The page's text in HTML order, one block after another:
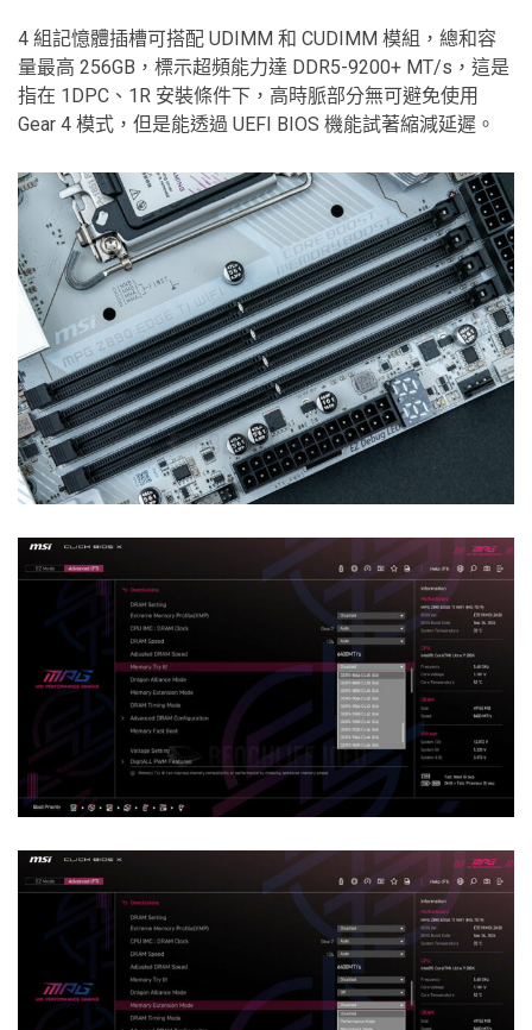
4 組記憶體插槽可搭配 UDIMM 和 CUDIMM 模組，總和容
量最高 256GB，標示超頻能力達 DDR5-9200+ MT/s，這是
指在 1DPC、1R 安裝條件下，高時脈部分無可避免使用
Gear 4 模式，但是能透過 UEFI BIOS 機能試著縮減延遲。